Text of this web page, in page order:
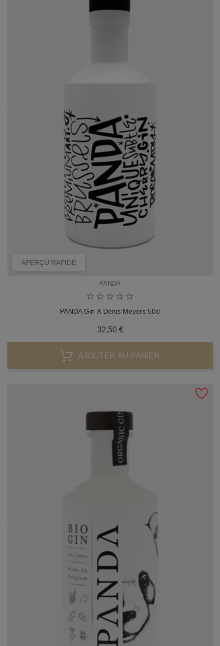
APERÇU RAPIDE
PANDA
PANDA Gin X Denis Meyers 50cl
32,50 €Prix
AJOUTER AU PANIER